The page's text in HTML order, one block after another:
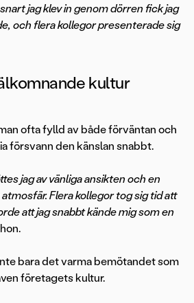
jag klev in genom dörren fick jag
och flera kollegor presenterade sig
kultur
ofta fylld av både förväntan och
försvann den känslan snabbt.
jag av vänliga ansikten och en
Flera kollegor tog sig tid att
att jag snabbt kände mig som en
bara det varma bemötandet som
företagets kultur.